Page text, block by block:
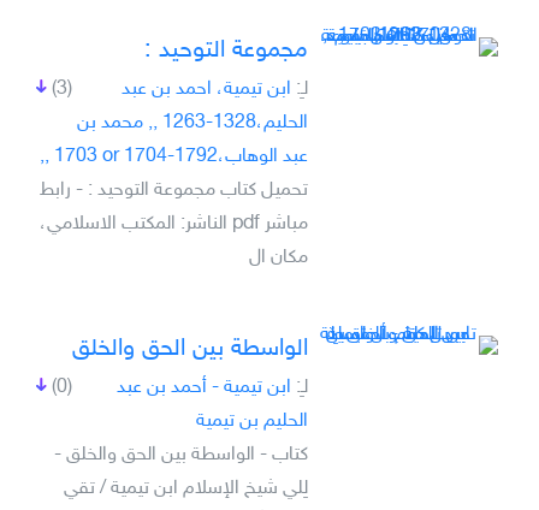
مجموعة التوحيد :‎
(3) لـِ: ابن تيمية، احمد بن عبد
الحليم،‎, 1263-1328, محمد بن
عبد الوهاب،‎, 1703 or 1704-1792,
تحميل كتاب مجموعة التوحيد :‎ - رابط
مباشر pdf الناشر: المكتب الاسلامي،
مكان ال
الواسطة بين الحق والخلق
(0) لـِ: ابن تيمية - أحمد بن عبد
الحليم بن تيمية
كتاب - الواسطة بين الحق والخلق -
لِلي شيخ الإسلام ابن تيمية / تقي